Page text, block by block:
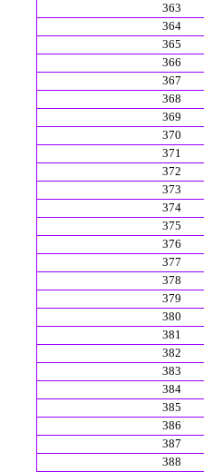
363
364
365
366
367
368
369
370
371
372
373
374
375
376
377
378
379
380
381
382
383
384
385
386
387
388